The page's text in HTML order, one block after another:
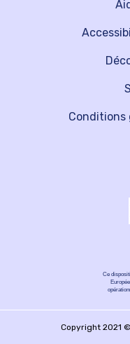
Conditions
Ce
Copyright 2021 ©